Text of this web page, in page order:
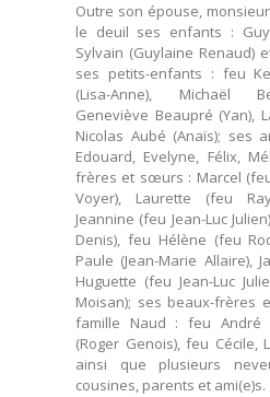
Outre son épouse,
le deuil ses enfants :
Sylvain (Guylaine Renaud)
ses petits-enfants : feu
(Lisa-Anne), Michaël
Geneviève Beaupré (Yan),
Nicolas Aubé (Anaïs); ses
Edouard, Evelyne, Félix,
frères et sœurs : Marcel
Voyer), Laurette (feu
Jeannine (feu Jean-Luc
Denis), feu Hélène (feu
Paule (Jean-Marie Allaire),
Huguette (feu Jean-Luc
Moisan); ses beaux-
famille Naud : feu André
(Roger Genois), feu Cécile,
ainsi que plusieurs
cousines, parents et ami(e)s.